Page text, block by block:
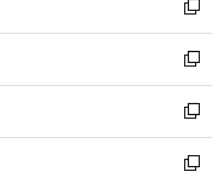
く
で
開
く
ド
ウ
で
開
く
い
ウ
ィ
ン
ド
ウ
で
新
し
い
ウ
ィ
ン
ド
新
し
い
ウ
ィ
新
し
い
新